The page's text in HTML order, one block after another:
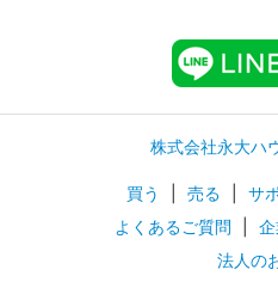
株式会社永大ハ
買う 売る サ
よくあるご質問
法人の